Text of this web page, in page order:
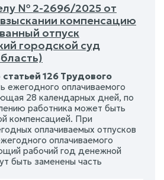
№ 2-2696/2025 от
компенсацию
отпуск
городской суд
статьей 126 Трудового
ежегодного оплачиваемого
28 календарных дней, по
работника может быть
компенсацией. При
оплачиваемых отпусков
оплачиваемого
рабочий год денежной
быть заменены часть